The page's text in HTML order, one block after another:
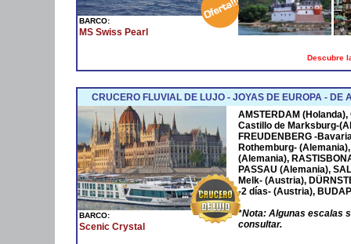
BARCO:
MS Swiss Pearl
Descubre
CRUCERO FLUVIAL DE LUJO - JOYAS DE EUROPA - DE
BARCO:
Scenic Crystal
AMSTERDAM (Holanda),
Castillo de Marksburg-
FREUDENBERG -
Rothemburg-
(Alemania),
PASSAU (Alemania),
Melk- (Austria),
-2 días- (Austria),
*Nota: Algunas escalas
consultar.